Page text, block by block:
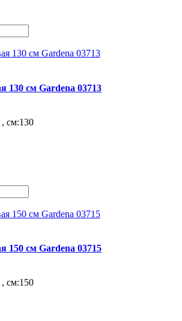
130 см Gardena 03713
см:130
150 см Gardena 03715
см:150